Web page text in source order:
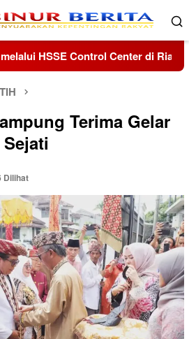
Kolaborasi Lanud
Terima Gelar
Dilihat